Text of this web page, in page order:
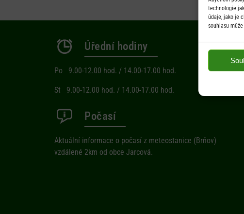
technologie
údaje, jako je
souhlasu
Úřední hodiny
Po 9.00-12.00 hod. / 14.00-17.00 hod.
St 9.00-12.00 hod. / 14.00-17.00 hod.
Počasí
Aktuální informace o počasí z meteostanice (Brňov)
vzdálené 2km od obce Jarcová.